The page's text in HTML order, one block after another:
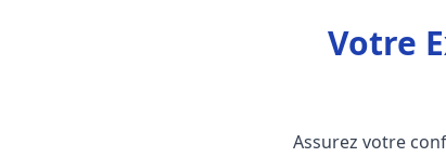
Votre
Assurez votre